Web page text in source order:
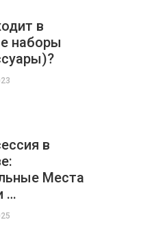
в
наборы
в
Места
…